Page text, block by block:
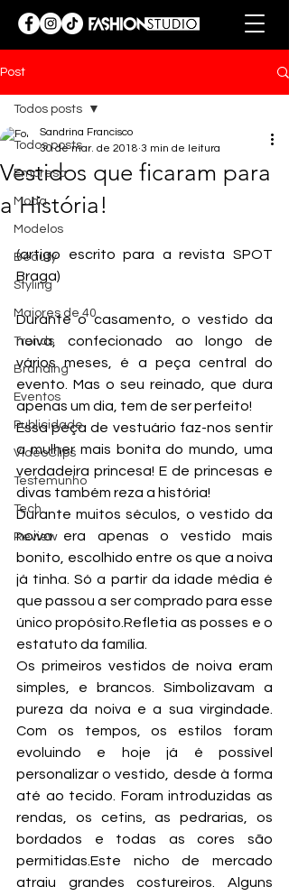
Post
Todos posts
Empresa
Moda
Modelos
Beauty
Styling
Maiores de 40
Trends
Branding
Eventos
Publicidade
VideoClips
Testemunho
Tech
Review
Todos posts
Vestidos que ficaram para
a História!
Sandrina Francisco
30 de mar. de 2018 3 min de leitura
(artigo escrito para a revista SPOT
Braga)
Durante o casamento, o vestido da
noiva, confecionado ao longo de
vários meses, é a peça central do
evento. Mas o seu reinado, que dura
apenas um dia, tem de ser perfeito!
Essa peça de vestuário faz-nos sentir
a mulher mais bonita do mundo, uma
verdadeira princesa! E de princesas e
divas também reza a história!
Durante muitos séculos, o vestido da
noiva era apenas o vestido mais
bonito, escolhido entre os que a noiva
já tinha. Só a partir da idade média é
que passou a ser comprado para esse
único propósito.Refletia as posses e o
estatuto da família.
Os primeiros vestidos de noiva eram
simples, e brancos. Simbolizavam a
pureza da noiva e a sua virgindade.
Com os tempos, os estilos foram
evoluindo e hoje já é possível
personalizar o vestido, desde à forma
até ao tecido. Foram introduzidas as
rendas, os cetins, as pedrarias, os
bordados e todas as cores são
permitidas.Este nicho de mercado
atraiu grandes costureiros. Alguns